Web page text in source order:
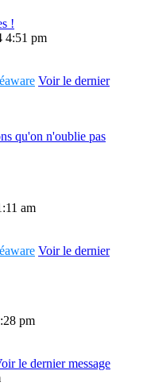
!
4:51 pm
Voir le dernier
qu'on n'oublie pas
am
Voir le dernier
pm
le dernier message